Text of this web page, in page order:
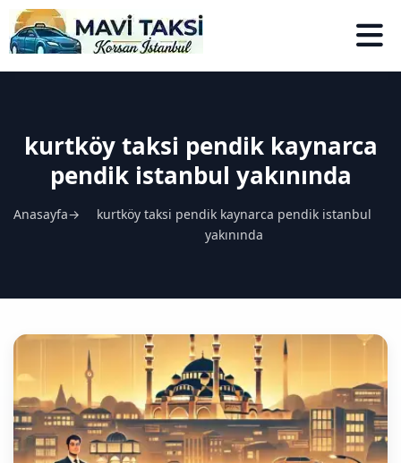
kurtköy taksi pendik kaynarca
pendik istanbul yakınında
Anasayfa→
kurtköy taksi pendik kaynarca pendik istanbul
yakınında